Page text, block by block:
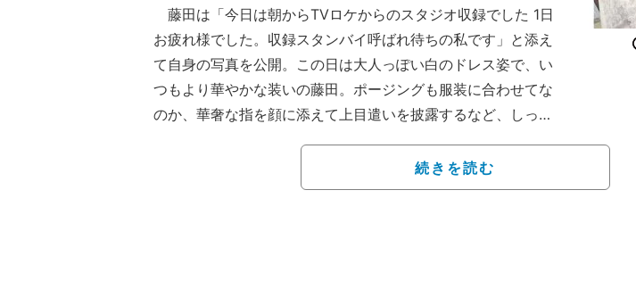
藤田は「今日は朝からTVロケからのスタジオ収録でした 1日
お疲れ様でした。収録スタンバイ呼ばれ待ちの私です」と添え
て自身の写真を公開。この日は大人っぽい白のドレス姿で、い
つもより華やかな装いの藤田。ポージングも服装に合わせてな
のか、華奢な指を顔に添えて上目遣いを披露するなど、しっと
続きを読む